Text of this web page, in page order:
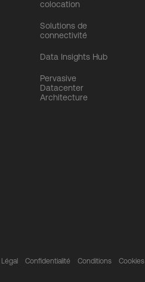
colocation
Solutions de
connectivité
Data Insights Hub
Pervasive
Datacenter
Architecture
Légal Confidentialité Conditions Cookies